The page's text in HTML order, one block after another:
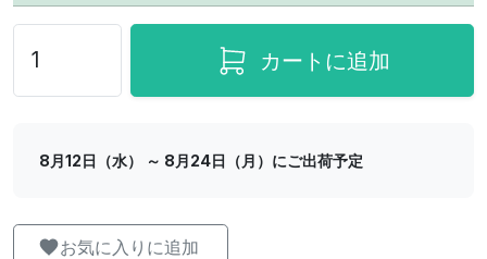
カートに追加
8月12日（水） ～ 8月24日（月）にご出荷予定
お気に入りに追加